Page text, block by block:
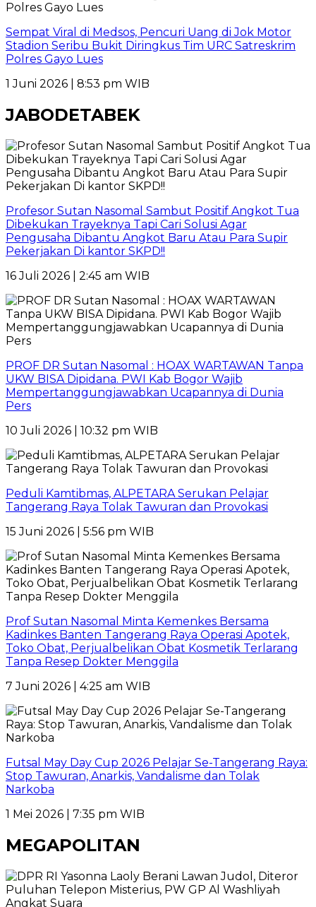
Sempat Viral di Medsos, Pencuri Uang di Jok Motor
Stadion Seribu Bukit Diringkus Tim URC Satreskrim
Polres Gayo Lues
1 Juni 2026 | 8:53 pm WIB
JABODETABEK
Profesor Sutan Nasomal Sambut Positif Angkot Tua
Dibekukan Trayeknya Tapi Cari Solusi Agar
Pengusaha Dibantu Angkot Baru Atau Para Supir
Pekerjakan Di kantor SKPD!!
16 Juli 2026 | 2:45 am WIB
PROF DR Sutan Nasomal : HOAX WARTAWAN Tanpa
UKW BISA Dipidana. PWI Kab Bogor Wajib
Mempertanggungjawabkan Ucapannya di Dunia
Pers
10 Juli 2026 | 10:32 pm WIB
Peduli Kamtibmas, ALPETARA Serukan Pelajar
Tangerang Raya Tolak Tawuran dan Provokasi
15 Juni 2026 | 5:56 pm WIB
Prof Sutan Nasomal Minta Kemenkes Bersama
Kadinkes Banten Tangerang Raya Operasi Apotek,
Toko Obat, Perjualbelikan Obat Kosmetik Terlarang
Tanpa Resep Dokter Menggila
7 Juni 2026 | 4:25 am WIB
Futsal May Day Cup 2026 Pelajar Se-Tangerang Raya:
Stop Tawuran, Anarkis, Vandalisme dan Tolak
Narkoba
1 Mei 2026 | 7:35 pm WIB
MEGAPOLITAN